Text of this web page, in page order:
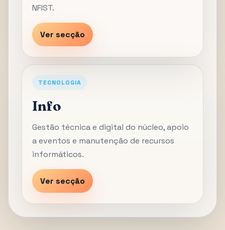
NFIST.
Ver secção
TECNOLOGIA
Info
Gestão técnica e digital do núcleo, apoio
a eventos e manutenção de recursos
informáticos.
Ver secção